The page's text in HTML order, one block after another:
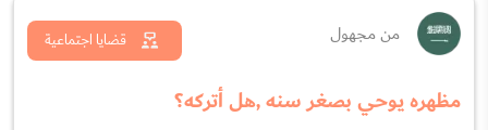
من مجهول
مظهره يوحي بصغر سنه ,هل أتركه؟
قضايا اجتماعية